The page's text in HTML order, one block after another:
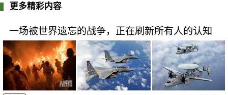
更多精彩内容
一场被世界遗忘的战争，正在刷新所有人的认知